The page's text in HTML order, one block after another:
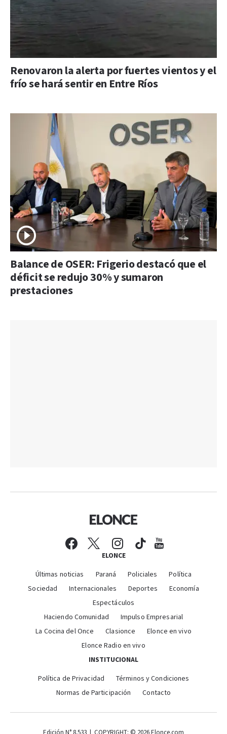
Renovaron la alerta por fuertes vientos y el
frío se hará sentir en Entre Ríos
Balance de OSER: Frigerio destacó que el
déficit se redujo 30% y sumaron
prestaciones
ELONCE
Últimas noticias Paraná Policiales
Política
Sociedad
Internacionales Deportes
Economía
Espectáculos
Haciendo Comunidad
Impulso Empresarial
La Cocina del Once
Clasionce
Elonce en vivo
Elonce Radio en vivo
INSTITUCIONAL
Política de Privacidad
Términos y Condiciones
Normas de Participación
Contacto